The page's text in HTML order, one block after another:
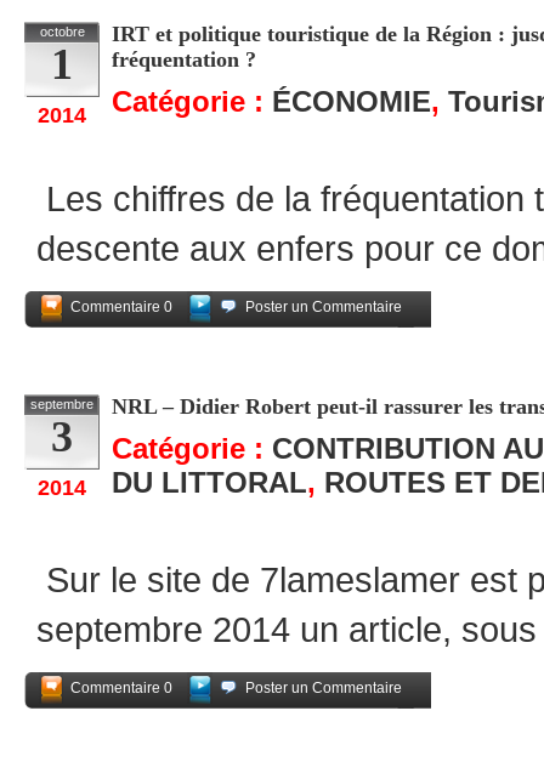
octobre
1
2014
IRT et politique touristique de la Région :
fréquentation ?
Catégorie : ÉCONOMIE,
Les chiffres de la fréquentation
descente aux enfers pour ce
Commentaire 0
Poster un Commentaire
septembre
3
2014
NRL – Didier Robert peut-il rassurer les
Catégorie : CONTRIBUTION
DU LITTORAL, ROUTES ET
Sur le site de 7lameslamer est
septembre 2014 un article,
Commentaire 0
Poster un Commentaire